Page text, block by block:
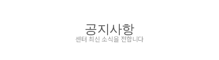
공지사항
센터 최신 소식을 전합니다